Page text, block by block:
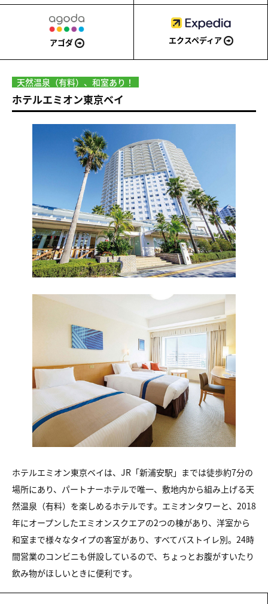
アゴダ エクスペディア
天然温泉（有料）、和室あり！
ホテルエミオン東京ベイ
ホテルエミオン東京ベイは、JR「新浦安駅」までは徒歩約7分の
場所にあり、パートナーホテルで唯一、敷地内から組み上げる天
然温泉（有料）を楽しめるホテルです。エミオンタワーと、2018
年にオープンしたエミオンスクエアの2つの棟があり、洋室から
和室まで様々なタイプの客室があり、すべてバストイレ別。24時
間営業のコンビニも併設しているので、ちょっとお腹がすいたり
飲み物がほしいときに便利です。